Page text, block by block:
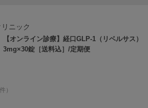
ニック
【オンライン診療】経口GLP-1（リベルサス）
3mg×30錠［送料込］/定期便
）